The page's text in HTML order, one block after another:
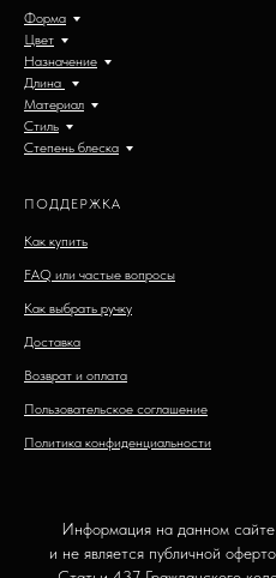
Форма
Цвет
Назначение
Длина
Материал
Стиль
Степень блеска
ПОДДЕРЖКА
Как купить
FAQ или частые вопросы
Как выбрать ручку
Доставка
Возврат и оплата
Пользовательское соглашение
Политика конфиденциальности
Информация на данном
и не является публичной